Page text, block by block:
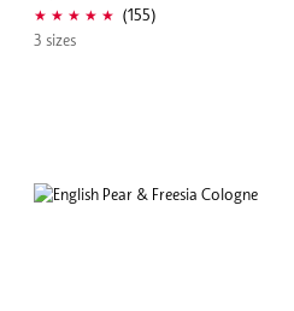
(155)
3 sizes